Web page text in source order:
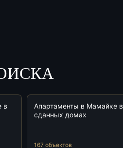
в
Апартаменты в Мамайке в
сданных домах
167 объектов